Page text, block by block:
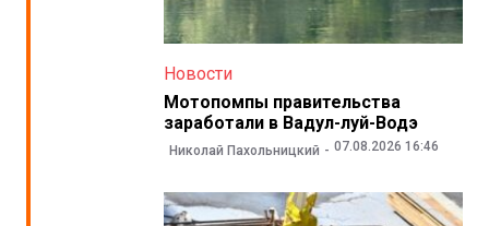
Новости
Мотопомпы правительства
заработали в Вадул-луй-Водэ
Николай Пахольницкий 07.08.2026 16:46